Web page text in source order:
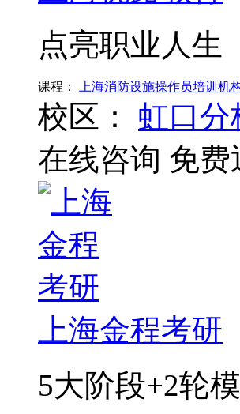
点亮职业人生
课程： 上海消防设施操作员培训机
校区： 虹口分
在线咨询 免费
上海金程考研
5大阶段+2轮